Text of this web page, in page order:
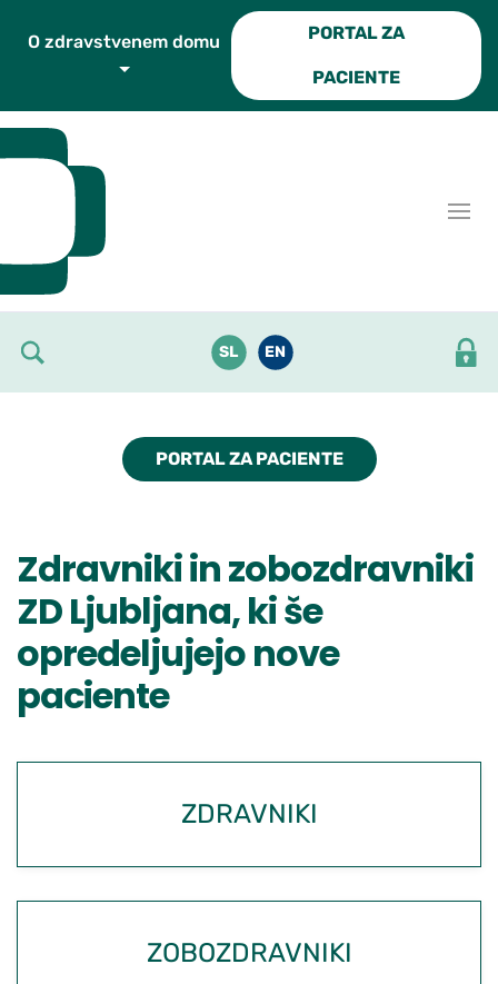
PORTAL ZA
PACIENTE
SL EN
PORTAL ZA PACIENTE
Zdravniki in zobozdravniki
ZD Ljubljana, ki še
opredeljujejo nove
paciente
ZDRAVNIKI
ZOBOZDRAVNIKI